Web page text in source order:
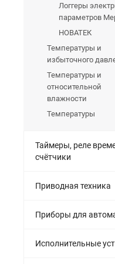
Логгеры
параметров
НОВАТЕК
Температуры и
избыточного
Температуры и
относительной
влажности
Температуры
Таймеры, реле
счётчики
Приводная техника
Приборы для
Исполнительные